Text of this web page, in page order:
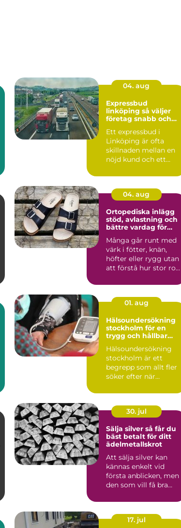
04. aug
Expressbud
linköping så väljer
företag snabb och
Ett expressbud i
Linköping är ofta
skillnaden mellan en
nöjd kund och ett
Många fö...
04. aug
Ortopediska inlägg
stöd, avlastning och
bättre vardag för
Många går runt med
värk i fötter, knän,
höfter eller rygg utan
att förstå hur stor roll
01. aug
Hälsoundersökning
stockholm för en
trygg och hållbar
Hälsoundersökning
stockholm är ett
begrepp som allt fler
söker efter när
krävande ...
30. jul
Sälja silver så får du
bäst betalt för ditt
ädelmetallskrot
Att sälja silver kan
kännas enkelt vid
första anblicken, men
den som vill få bra
17. jul